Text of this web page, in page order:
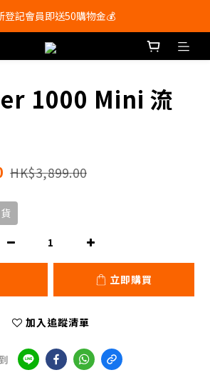
享購物滿$250即享免運費🚚
登記會員即送50購物金💰
享購物滿$250即享免運費🚚
1000 Mini 流
HK$3,899.00
立即購買
加入追蹤清單